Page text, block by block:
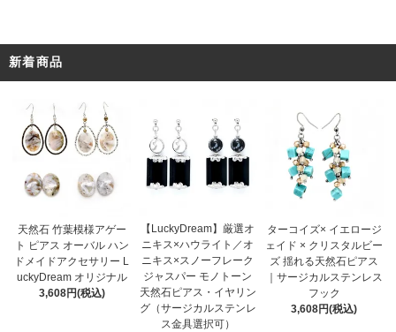
新着商品
天然石 竹葉模様アゲー
ト ピアス オーバル ハン
ドメイドアクセサリー L
uckyDream オリジナル
3,608円(税込)
【LuckyDream】厳選オ
ニキス×ハウライト／オ
ニキス×スノーフレーク
ジャスパー モノトーン
天然石ピアス・イヤリン
グ（サージカルステンレ
ス金具選択可）
ターコイズ× イエロージ
ェイド × クリスタルビー
ズ 揺れる天然石ピアス
｜サージカルステンレス
フック
3,608円(税込)